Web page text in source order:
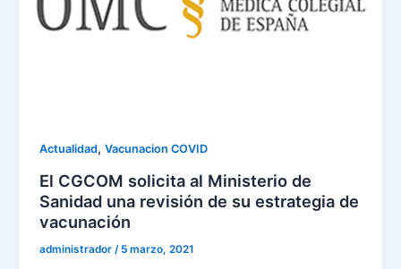
Actualidad,Vacunacion COVID
El CGCOM solicita al Ministerio de
Sanidad una revisión de su estrategia de
vacunación
administrador / 5 marzo, 2021